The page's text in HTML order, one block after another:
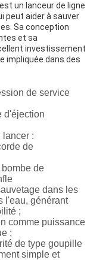
un lanceur de ligne
peut aider à sauver
Sa conception
et sa
investissement
impliquée dans des
de service
d'éjection
lancer :
de
de
dans les
l'eau, générant
;
comme puissance
;
de type goupille
simple et